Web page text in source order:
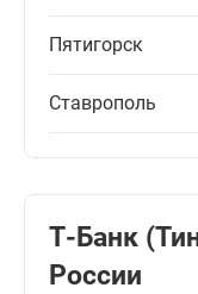
Пятигорск
Ставрополь
Т-Банк
России